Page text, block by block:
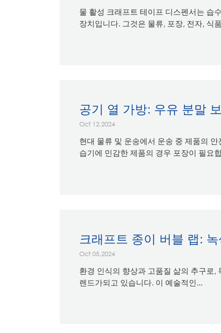
물 활성 크래프트 테이프 디스펜서는 습
장치입니다. 그것은 물류, 포장, 전자, 식
공기 열 가방: 우유 분말
Oct 12,2024
현대 물류 및 운송에서 운송 중 제품의
습기에 민감한 제품의 경우 포장이 필요
크래프트 종이 버블 랩:
Oct 05,2024
환경 인식의 향상과 고품질 삶의 추구로
렌드가되고 있습니다. 이 예술적인...